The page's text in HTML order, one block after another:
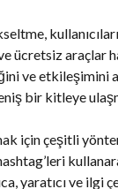
ücretsiz araçlar
ve etkileşimini
bir kitleye
için çeşitli
yaratıcı ve ilgi